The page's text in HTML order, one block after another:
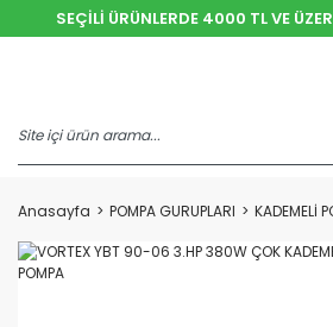
SEÇİLİ ÜRÜNLERDE 4000 TL VE
Anasayfa POMPA GURUPLARI KADEMELİ